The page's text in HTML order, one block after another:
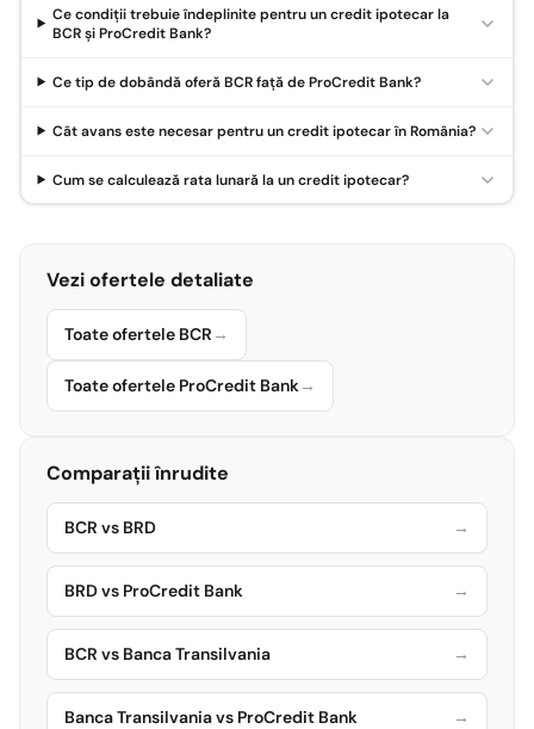
Ce condiții trebuie îndeplinite pentru un credit ipotecar la
BCR și ProCredit Bank?
Ce tip de dobândă oferă BCR față de ProCredit Bank?
Cât avans este necesar pentru un credit ipotecar în România?
Cum se calculează rata lunară la un credit ipotecar?
Vezi ofertele detaliate
Toate ofertele BCR →
Toate ofertele ProCredit Bank→
Comparații înrudite
BCR vs BRD →
BRD vs ProCredit Bank →
BCR vs Banca Transilvania →
Banca Transilvania vs ProCredit Bank →